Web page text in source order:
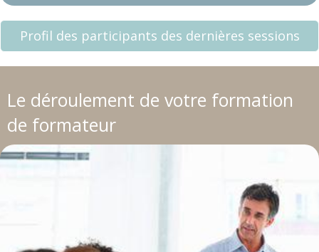
Profil des participants des dernières sessions
Le déroulement de votre formation
de formateur